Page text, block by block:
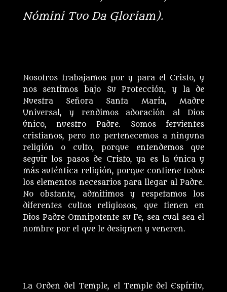
Nómini Tuo Da Gloriam).
Nosotros trabajamos por y para el Cristo, y
nos sentimos bajo Su Protección, y la de
Nuestra Señora Santa María, Madre
Universal, y rendimos adoración al Dios
único, nuestro Padre. Somos fervientes
cristianos, pero no pertenecemos a ninguna
religión o culto, porque entendemos que
seguir los pasos de Cristo, ya es la única y
más auténtica religión, porque contiene todos
los elementos necesarios para llegar al Padre.
No obstante, admitimos y respetamos los
diferentes cultos religiosos, que tienen en
Dios Padre Omnipotente su Fe, sea cual sea el
nombre por el que le designen y veneren.
La Orden del Temple, el Temple del Espíritu,